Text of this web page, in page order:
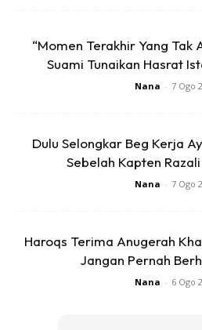
1. Belah dua roti di tengahnya.
“Momen Terakhir Yang Tak
Suami Tunaikan Hasrat
Nana - 7 Ogo
Dulu Selongkar Beg Kerja
Sebelah Kapten
Nana - 7 Ogo
Haroqs Terima Anugerah
Jangan Pernah
Nana - 6 Ogo